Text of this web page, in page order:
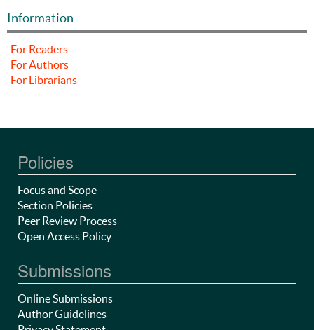
Information
For Readers
For Authors
For Librarians
Policies
Focus and Scope
Section Policies
Peer Review Process
Open Access Policy
Submissions
Online Submissions
Author Guidelines